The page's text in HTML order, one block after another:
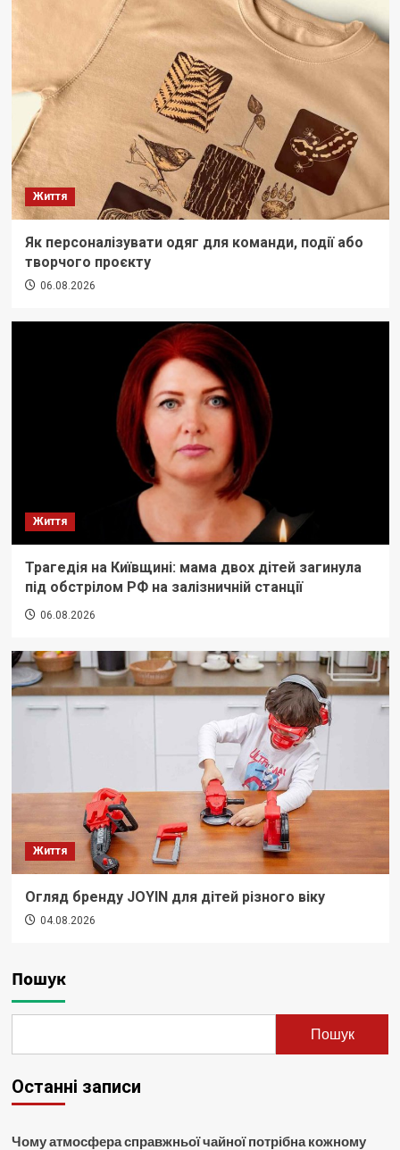
Життя
Як персоналізувати одяг для команди, події або
творчого проєкту
06.08.2026
Життя
Трагедія на Київщині: мама двох дітей загинула
під обстрілом РФ на залізничній станції
06.08.2026
Життя
Огляд бренду JOYIN для дітей різного віку
04.08.2026
Пошук
Пошук
Останні записи
Чому атмосфера справжньої чайної потрібна кожному